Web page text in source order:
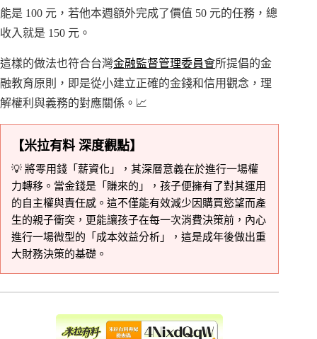
能是 100 元，若他本週額外完成了價值 50 元的任務，總
收入就是 150 元。
這樣的做法也符合台灣金融監督管理委員會所提倡的金
融教育原則，即是從小建立正確的金錢和信用觀念，理
解權利與義務的對應關係。📈
【米拉有料 深度觀點】
💡 將零用錢「薪資化」，其深層意義在於進行一場權
力轉移。當金錢是「賺來的」，孩子便擁有了對其運用
的自主權與責任感。這不僅能有效減少因購買慾望而產
生的親子衝突，更能讓孩子在每一次消費決策前，內心
進行一場微型的「成本效益分析」，這是成年後做出重
大財務決策的基礎。